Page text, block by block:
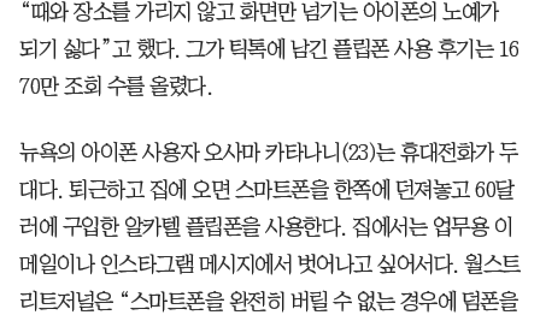
“때와 장소를 가리지 않고 화면만 넘기는 아이폰의 노예가
되기 싫다”고 했다. 그가 틱톡에 남긴 플립폰 사용 후기는 16
70만 조회 수를 올렸다.
뉴욕의 아이폰 사용자 오사마 카타나니(23)는 휴대전화가 두
대다. 퇴근하고 집에 오면 스마트폰을 한쪽에 던져놓고 60달
러에 구입한 알카텔 플립폰을 사용한다. 집에서는 업무용 이
메일이나 인스타그램 메시지에서 벗어나고 싶어서다. 월스트
리트저널은 “스마트폰을 완전히 버릴 수 없는 경우에 덤폰을